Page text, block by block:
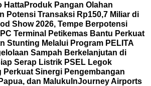
HattaProduk Pangan Olahan
Potensi Transaksi Rp150,7 Miliar di
Show 2026, Tempe Berpotensi
IPC Terminal Petikemas Bantu Perkuat
Stunting Melalui Program PELITA
Sampah Berkelanjutan di
Serap Listrik PSEL Legok
Perkuat Sinergi Pengembangan
dan Maluku InJourney Airports